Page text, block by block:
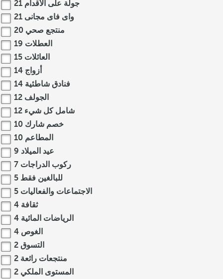
جولة على الأقدام 21
واى فاى مجانى 21
منتجع صحي 20
العطلات 19
العائلات 15
أزواج 14
فنادق شاطئية 14
الجولف 12
شامل كل شيء 12
خصم شارك 10
المطاعم 10
عيد الميلاد 9
ركوب الدراجات 7
للبالغين فقط 5
الاجتماعات والفعاليات 5
ثقافة 4
الرياضات المائية 4
الغوص 4
التسوق 2
منتجعات رائعة 2
المستوى الملكي 2